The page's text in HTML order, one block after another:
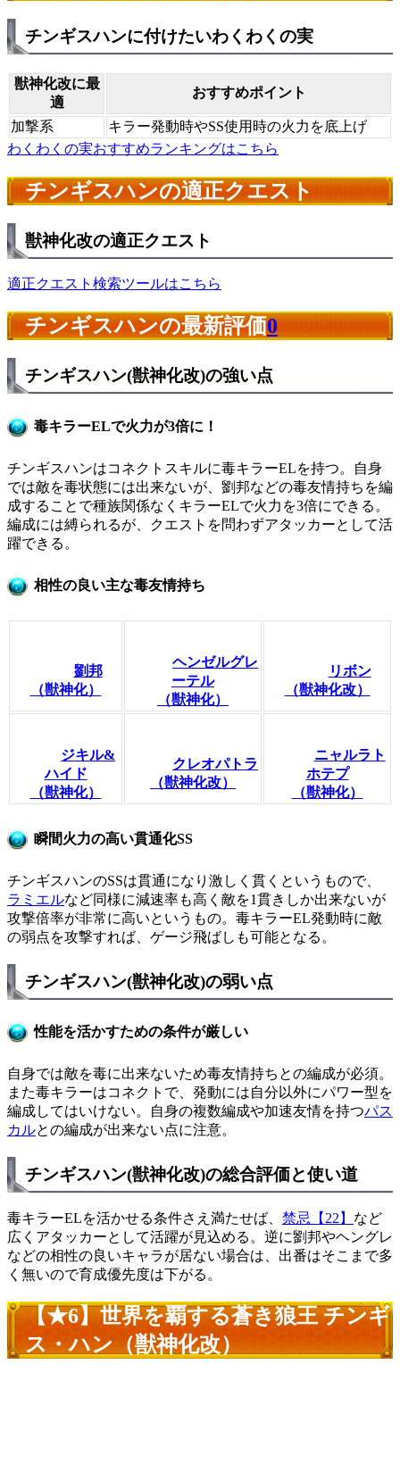
チンギスハンに付けたいわくわくの実
獣神化改に最
適
おすすめポイント
加撃系
キラー発動時やSS使用時の火力を底上げ
わくわくの実おすすめランキングはこちら
チンギスハンの適正クエスト
獣神化改の適正クエスト
適正クエスト検索ツールはこちら
チンギスハンの最新評価0
チンギスハン(獣神化改)の強い点
毒キラーELで火力が3倍に！
チンギスハンはコネクトスキルに毒キラーELを持つ。自身
では敵を毒状態には出来ないが、劉邦などの毒友情持ちを編
成することで種族関係なくキラーELで火力を3倍にできる。
編成には縛られるが、クエストを問わずアタッカーとして活
躍できる。
相性の良い主な毒友情持ち
劉邦
（獣神化）
ヘンゼルグレ
ーテル
（獣神化）
リボン
（獣神化改）
ジキル&
ハイド
（獣神化）
クレオパトラ
（獣神化改）
ニャルラト
ホテプ
（獣神化）
瞬間火力の高い貫通化SS
チンギスハンのSSは貫通になり激しく貫くというもので、
ラミエルなど同様に減速率も高く敵を1貫きしか出来ないが
攻撃倍率が非常に高いというもの。毒キラーEL発動時に敵
の弱点を攻撃すれば、ゲージ飛ばしも可能となる。
チンギスハン(獣神化改)の弱い点
性能を活かすための条件が厳しい
自身では敵を毒に出来ないため毒友情持ちとの編成が必須。
また毒キラーはコネクトで、発動には自分以外にパワー型を
編成してはいけない。自身の複数編成や加速友情を持つパス
カルとの編成が出来ない点に注意。
チンギスハン(獣神化改)の総合評価と使い道
毒キラーELを活かせる条件さえ満たせば、 禁忌【22】 など
広くアタッカーとして活躍が見込める。逆に劉邦やヘングレ
などの相性の良いキャラが居ない場合は、出番はそこまで多
く無いので育成優先度は下がる。
【★6】世界を覇する蒼き狼王 チンギ
ス・ハン（獣神化改）